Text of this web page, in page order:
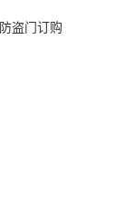
盗门订购